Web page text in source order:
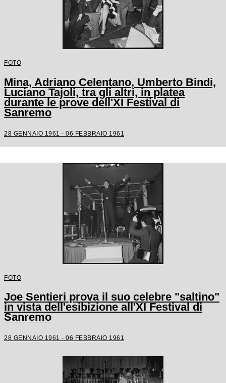
FOTO
Mina, Adriano Celentano, Umberto Bindi,
Luciano Tajoli, tra gli altri, in platea
durante le prove dell'XI Festival di
Sanremo
28 GENNAIO 1961 - 06 FEBBRAIO 1961
FOTO
Joe Sentieri prova il suo celebre "saltino"
in vista dell'esibizione all'XI Festival di
Sanremo
28 GENNAIO 1961 - 06 FEBBRAIO 1961